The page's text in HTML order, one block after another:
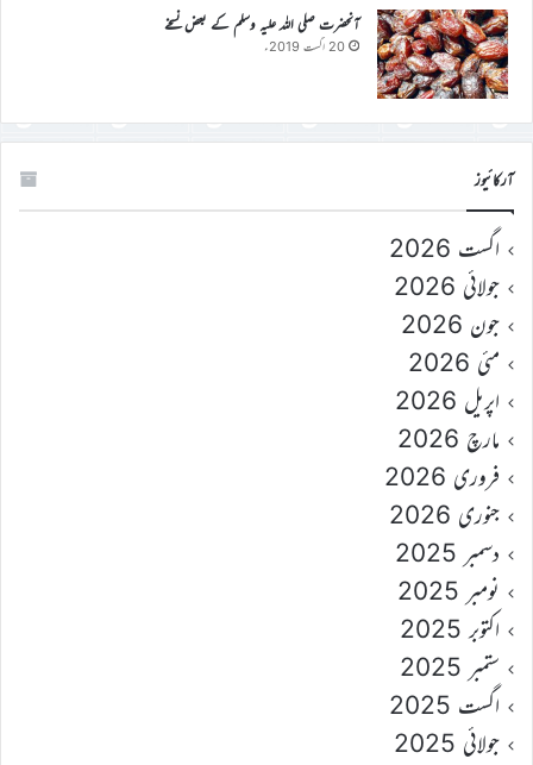
آنحضرت صلی اللہ علیہ وسلم کے بعض نسخے
20 اگست 2019ء
آرکائیوز
اگست 2026
جولائی 2026
جون 2026
مئی 2026
اپریل 2026
مارچ 2026
فروری 2026
جنوری 2026
دسمبر 2025
نومبر 2025
اکتوبر 2025
ستمبر 2025
اگست 2025
جولائی 2025